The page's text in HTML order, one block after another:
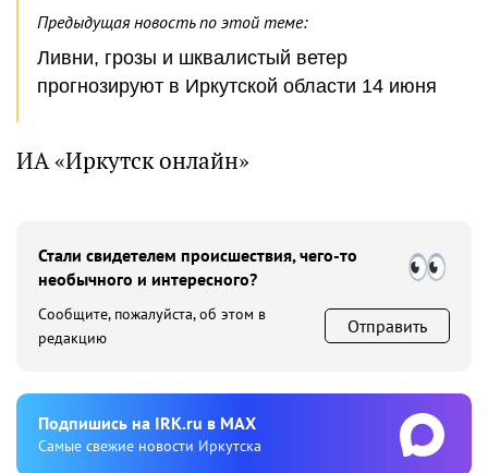
Предыдущая новость по этой теме:
Ливни, грозы и шквалистый ветер
прогнозируют в Иркутской области 14 июня
ИА «Иркутск онлайн»
Стали свидетелем происшествия, чего-то
необычного и интересного?
Сообщите, пожалуйста, об этом в
редакцию
Отправить
Подпишиcь на IRK.ru в MAX
Cамые свежие новости Иркутска